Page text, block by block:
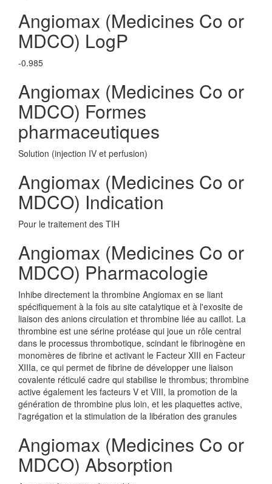
Angiomax (Medicines Co or
MDCO) LogP
-0.985
Angiomax (Medicines Co or
MDCO) Formes
pharmaceutiques
Solution (injection IV et perfusion)
Angiomax (Medicines Co or
MDCO) Indication
Pour le traitement des TIH
Angiomax (Medicines Co or
MDCO) Pharmacologie
Inhibe directement la thrombine Angiomax en se liant
spécifiquement à la fois au site catalytique et à l'exosite de
liaison des anions circulation et thrombine liée au caillot. La
thrombine est une sérine protéase qui joue un rôle central
dans le processus thrombotique, scindant le fibrinogène en
monomères de fibrine et activant le Facteur XIII en Facteur
XIIIa, ce qui permet de fibrine de développer une liaison
covalente réticulé cadre qui stabilise le thrombus; thrombine
active également les facteurs V et VIII, la promotion de la
génération de thrombine plus loin, et les plaquettes active,
l'agrégation et la stimulation de la libération des granules
Angiomax (Medicines Co or
MDCO) Absorption